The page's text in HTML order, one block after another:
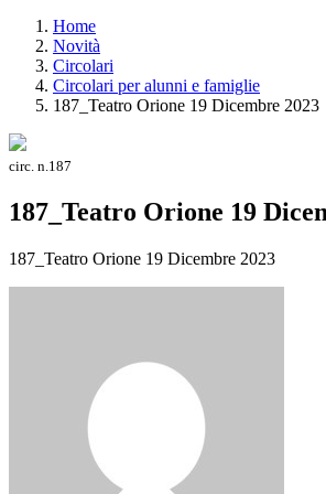
Home
Novità
Circolari
Circolari per alunni e famiglie
187_Teatro Orione 19 Dicembre 2023
circ. n.187
187_Teatro Orione 19
187_Teatro Orione 19 Dicembre 2023